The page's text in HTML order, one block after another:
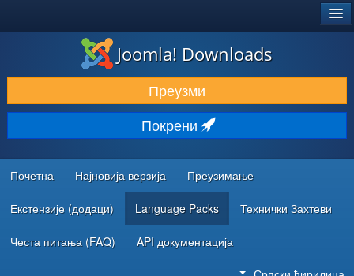
ПРЕУЗИМАЊЕ И ПРОШИРЕЊА (ЕКСТЕНЗИЈЕ)
ОТКРИЈТЕ И НАУЧИТЕ
ЗАЈЕДНИЦА И ПОДРШКА
РЕСУРСИ ЗА РАЗВОЈ
Joomla! Downloads
Преузми
Покрени
Почетна Најновија верзија Преузимање
Екстензије (додаци) Language Packs Технички Захтеви
Честа питања (FAQ) API документација